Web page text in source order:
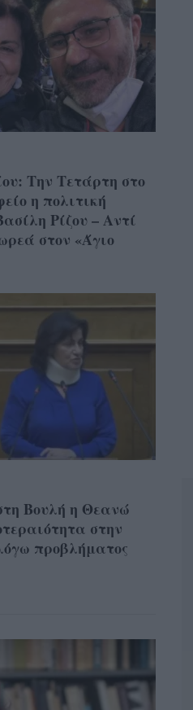
Την Τετάρτη στο
η πολιτική
Ρίζου – Αντί
στον «Άγιο
Βουλή η Θεανώ
στην
προβλήματος